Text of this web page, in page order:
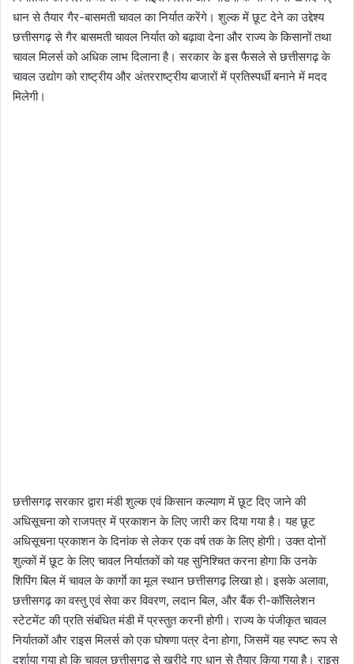
धान से तैयार गैर-बासमती चावल का निर्यात करेंगे। शुल्क में छूट देने का उद्देश्य
छत्तीसगढ़ से गैर बासमती चावल निर्यात को बढ़ावा देना और राज्य के किसानों तथा
चावल मिलर्स को अधिक लाभ दिलाना है। सरकार के इस फैसले से छत्तीसगढ़ के
चावल उद्योग को राष्ट्रीय और अंतरराष्ट्रीय बाजारों में प्रतिस्पर्धी बनाने में मदद
मिलेगी।
छत्तीसगढ़ सरकार द्वारा मंडी शुल्क एवं किसान कल्याण में छूट दिए जाने की
अधिसूचना को राजपत्र में प्रकाशन के लिए जारी कर दिया गया है। यह छूट
अधिसूचना प्रकाशन के दिनांक से लेकर एक वर्ष तक के लिए होगी। उक्त दोनों
शुल्कों में छूट के लिए चावल निर्यातकों को यह सुनिश्चित करना होगा कि उनके
शिपिंग बिल में चावल के कार्गाे का मूल स्थान छत्तीसगढ़ लिखा हो। इसके अलावा,
छत्तीसगढ़ का वस्तु एवं सेवा कर विवरण, लदान बिल, और बैंक री-कॉसिलेशन
स्टेटमेंट की प्रति संबंधित मंडी में प्रस्तुत करनी होगी। राज्य के पंजीकृत चावल
निर्यातकों और राइस मिलर्स को एक घोषणा पत्र देना होगा, जिसमें यह स्पष्ट रूप से
दर्शाया गया हो कि चावल छत्तीसगढ़ से खरीदे गए धान से तैयार किया गया है। राइस